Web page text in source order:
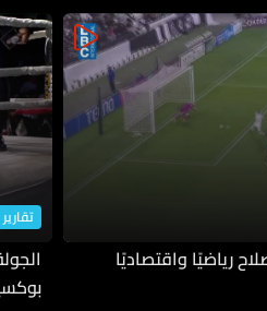
رياضيًا واقتصاديًا